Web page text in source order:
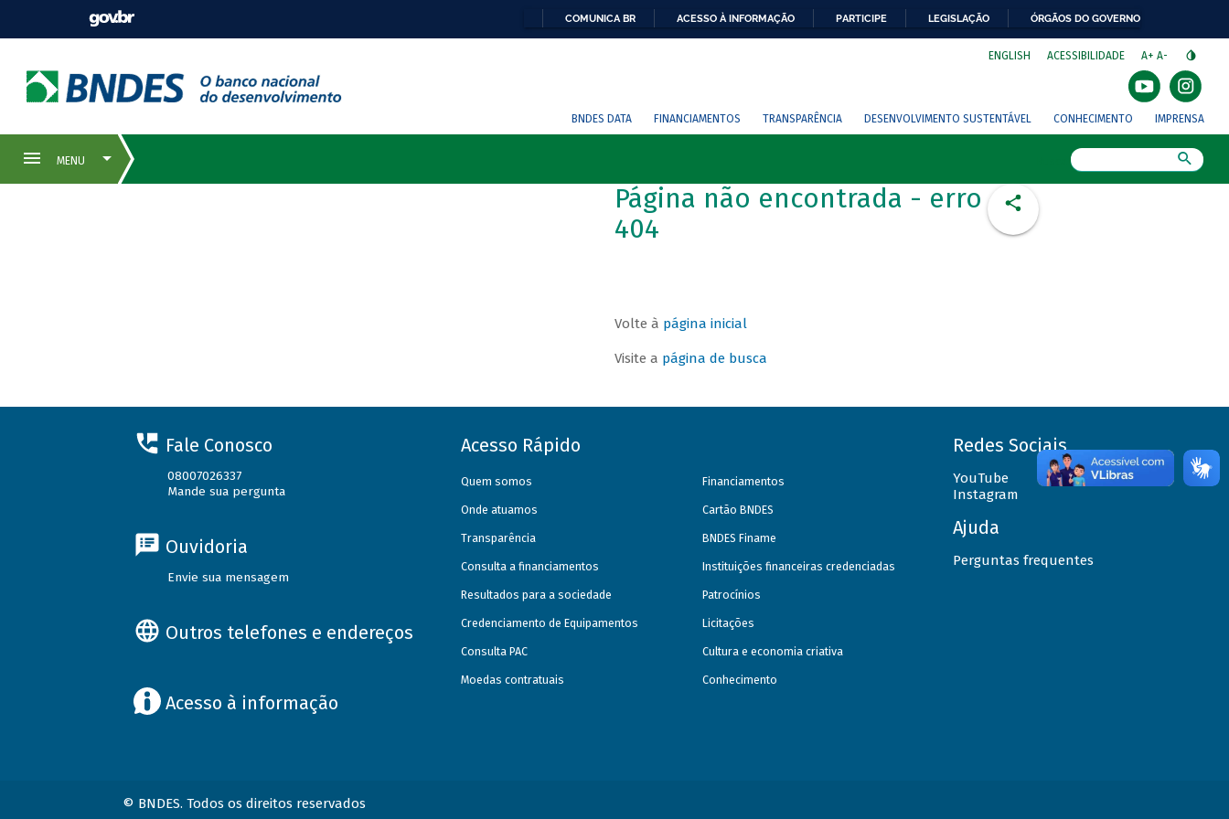
COMUNICA BR ACESSO À INFORMAÇÃO PARTICIPE LEGISLAÇÃO ÓRGÃOS DO GOVERNO
ENGLISH ACESSIBILIDADE A+ A-
BNDES DATA FINANCIAMENTOS TRANSPARÊNCIA DESENVOLVIMENTO SUSTENTÁVEL CONHECIMENTO IMPRENSA
Página não encontrada - erro
404
Volte à página inicial
Visite a página de busca
Fale Conosco
08007026337
Mande sua pergunta
Ouvidoria
Envie sua mensagem
Outros telefones e endereços
Acesso à informação
Acesso Rápido
Quem somos
Onde atuamos
Transparência
Consulta a financiamentos
Resultados para a sociedade
Credenciamento de Equipamentos
Consulta PAC
Moedas contratuais
Financiamentos
Cartão BNDES
BNDES Finame
Instituições financeiras credenciadas
Patrocínios
Licitações
Cultura e economia criativa
Conhecimento
Redes Sociais
YouTube
Instagram
Ajuda
Perguntas frequentes
© BNDES. Todos os direitos reservados